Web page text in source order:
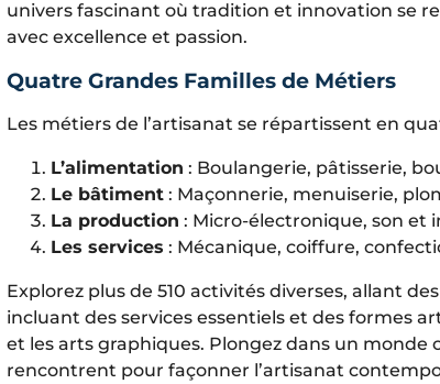
univers fascinant où tradition et innovation se
avec excellence et passion.
Quatre Grandes Familles de Métiers
Les métiers de l’artisanat se répartissent en
L’alimentation : Boulangerie, pâtisserie,
Le bâtiment : Maçonnerie, menuiserie,
La production : Micro-électronique, son et
Les services : Mécanique, coiffure,
Explorez plus de 510 activités diverses, allant
incluant des services essentiels et des formes
et les arts graphiques. Plongez dans un monde
rencontrent pour façonner l’artisanat